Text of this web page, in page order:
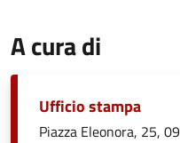
A cura di
Ufficio stampa
Piazza Eleonora, 25,